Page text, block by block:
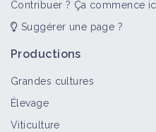
Acarien
Contribuer ? Ça commence
Suggérer une page ?
Productions
Grandes cultures
Élevage
Viticulture